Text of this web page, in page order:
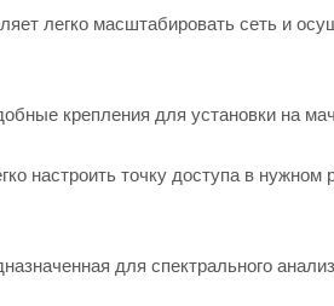
легко масштабировать сеть и
крепления для установки на
настроить точку доступа в
для спектрального